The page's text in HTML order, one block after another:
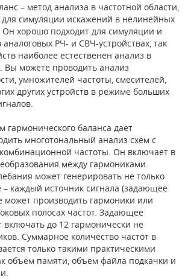
– метод анализа в частотной области,
симуляции искажений в нелинейных
Он хорошо подходит для симуляции и
РЧ- и СВЧ-устройствах, так
наиболее естественен анализ в
Вы можете проводить анализ
умножителей частоты, смесителей,
других устройств в режиме больших
гармонического баланса дает
многотональный анализ схем с
частоты. Он включает в
между гармониками.
может генерировать не только
– каждый источник сигнала (задающее
может производить гармоники или
полосах частот. Задающее
включать до 12 гармонически не
Суммарное количество частот в
только такими практическими
объем памяти, объем файла подкачки и